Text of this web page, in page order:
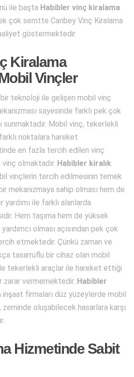
ile başta Habibler vinç kiralama
çok semtte Canbey Vinç Kiralama
göstermektedir.
Kiralama
Vinçler
teknoloji ile gelişen mobil vinç
sayesinde farklı pek çok
sunmaktadır. Mobil vinç, tekerlekli
noktalara hareket
en fazla tercih edilen vinç
olmaktadır. Habibler kiralık
vinçlerin tercih edilmesinin temek
mekanizmaya sahip olması hem de
yardımı ile farklı alanlarda
Hem taşıma hem de yüksek
olması açısından pek çok
etmektedir. Çünkü zaman ve
tasarruflu bir cihaz olan mobil
tekerlekli araçlar ile hareket ettiği
zarar vermemektedir. Habibler
inşaat firmaları düz yüzeylerde mobil
oluşabilecek hasarlara karşı
Hizmetinde Sabit